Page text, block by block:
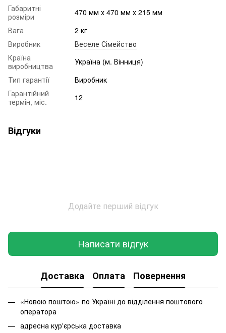
Габаритні
розміри
470 мм х 470 мм х 215 мм
Вага
2 кг
Виробник
Веселе Сімейство
Країна
виробництва
Україна (м. Вінниця)
Тип гарантії
Виробник
Гарантійний
термін, міс.
12
Відгуки
Додайте перший відгук
Написати відгук
Доставка Оплата Повернення
«Новою поштою» по Україні до відділення поштового
оператора
адресна кур'єрська доставка